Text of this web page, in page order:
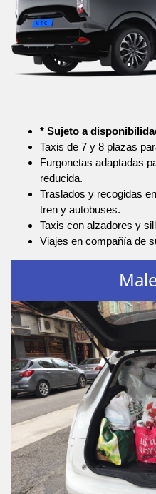
* Sujeto a
Taxis de 7 y 8 plazas
Furgonetas adaptadas
reducida.
Traslados y recogidas
tren y autobuses.
Taxis con alzadores y
Viajes en compañía de